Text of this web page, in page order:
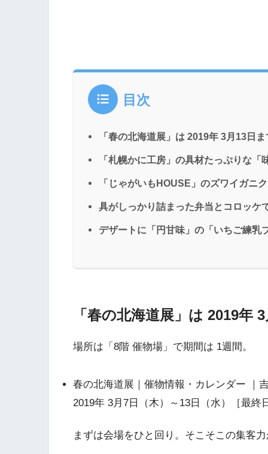
目次
「春の北海道展」は 2019年 3月13日
「札幌かに工房」の具材たっぷりな「
「じゃがいもHOUSE」のズワイガニ
具がしっかり詰まった弁当とコロッケ
デザートに「円甘味」の「いちご練乳
「春の北海道展」は 2019年
場所は「8階 催物場」で期間は 1週間。
春の北海道展｜催物情報・カレンダー ｜
2019年 3月7日（木）～13日（水）［最終
まずは会場をひと回り。そこそこの集客